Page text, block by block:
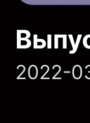
2022-